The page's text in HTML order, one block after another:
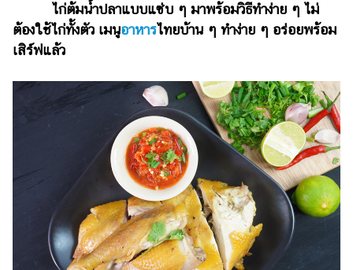
ผล
บอล
การ
เงิน
รูปภาพ
ไก่ต้มน้ำปลาแบบแซ่บ ๆ มาพร้อมวิธีทำง่าย ๆ ไม่
ต้องใช้ไก่ทั้งตัว เมนูอาหารไทยบ้าน ๆ ทำง่าย ๆ อร่อยพร้อม
เสิร์ฟแล้ว